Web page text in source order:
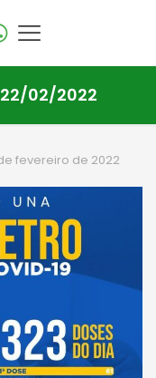
02/2022
fevereiro de 2022